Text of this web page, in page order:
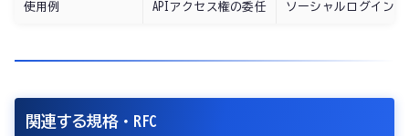
使用例 APIアクセス権の委任 ソーシャルログイン・
関連する規格・RFC